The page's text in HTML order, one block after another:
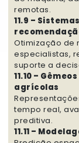
remotas.
11.9 –
Otimização de
especialistas,
suporte a
11.10 –
agrícolas
tempo real,
preditiva.
11.11 –